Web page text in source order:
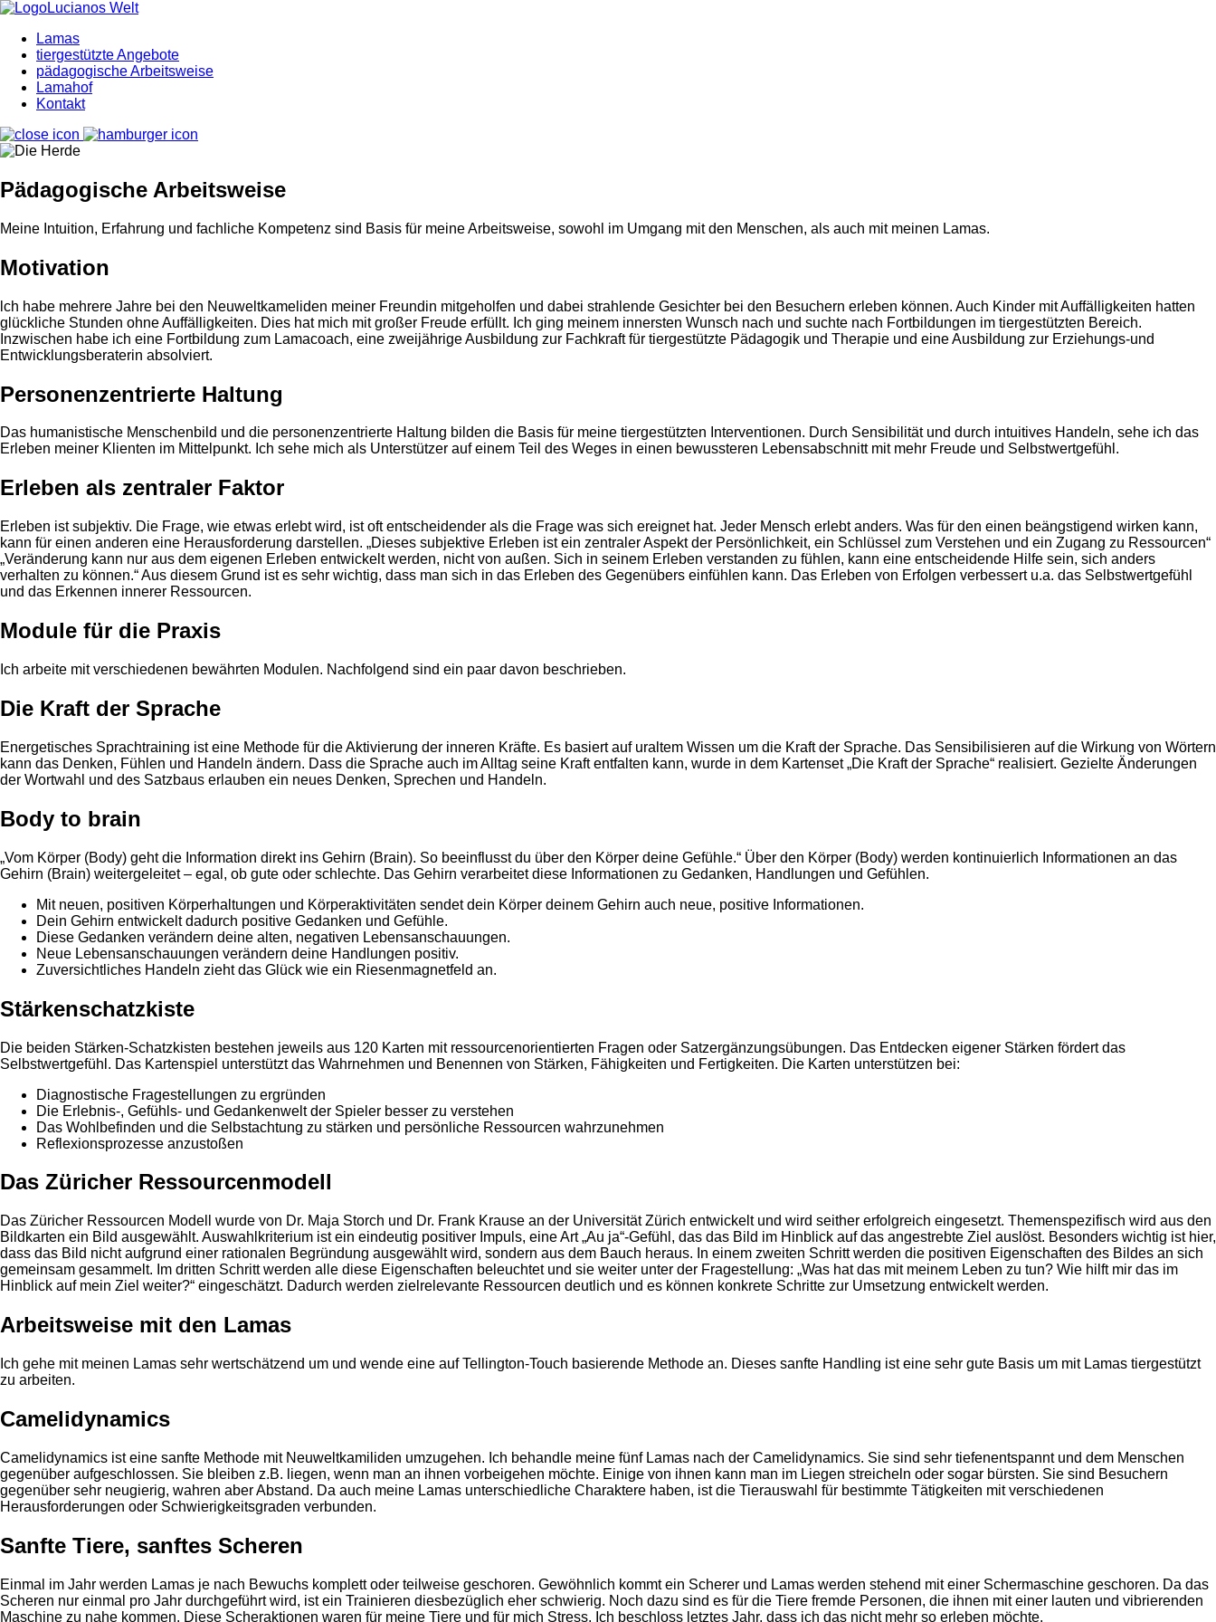
Lamas
tiergestützte Angebote
pädagogische Arbeitsweise
Lamahof
Kontakt
Pädagogische Arbeitsweise
Meine Intuition, Erfahrung und fachliche Kompetenz sind Basis für meine Arbeitsweise, sowohl im Umgang mit den Menschen, als auch mit meinen Lamas.
Motivation
lch habe mehrere Jahre bei den Neuweltkameliden meiner Freundin mitgeholfen und dabei strahlende Gesichter bei den Besuchern erleben können. Auch Kinder mit Auffälligkeiten hatten
glückliche Stunden ohne Auffälligkeiten. Dies hat mich mit großer Freude erfüllt. Ich ging meinem innersten Wunsch nach und suchte nach Fortbildungen im tiergestützten Bereich.
Inzwischen habe ich eine Fortbildung zum Lamacoach, eine zweijährige Ausbildung zur Fachkraft für tiergestützte Pädagogik und Therapie und eine Ausbildung zur Erziehungs-und
Entwicklungsberaterin absolviert.
Personenzentrierte Haltung
Das humanistische Menschenbild und die personenzentrierte Haltung bilden die Basis für meine tiergestützten Interventionen. Durch Sensibilität und durch intuitives Handeln, sehe ich das
Erleben meiner Klienten im Mittelpunkt. Ich sehe mich als Unterstützer auf einem Teil des Weges in einen bewussteren Lebensabschnitt mit mehr Freude und Selbstwertgefühl.
Erleben als zentraler Faktor
Erleben ist subjektiv. Die Frage, wie etwas erlebt wird, ist oft entscheidender als die Frage was sich ereignet hat. Jeder Mensch erlebt anders. Was für den einen beängstigend wirken kann,
kann für einen anderen eine Herausforderung darstellen. „Dieses subjektive Erleben ist ein zentraler Aspekt der Persönlichkeit, ein Schlüssel zum Verstehen und ein Zugang zu Ressourcen“
„Veränderung kann nur aus dem eigenen Erleben entwickelt werden, nicht von außen. Sich in seinem Erleben verstanden zu fühlen, kann eine entscheidende Hilfe sein, sich anders
verhalten zu können.“ Aus diesem Grund ist es sehr wichtig, dass man sich in das Erleben des Gegenübers einfühlen kann. Das Erleben von Erfolgen verbessert u.a. das Selbstwertgefühl
und das Erkennen innerer Ressourcen.
Module für die Praxis
Ich arbeite mit verschiedenen bewährten Modulen. Nachfolgend sind ein paar davon beschrieben.
Die Kraft der Sprache
Energetisches Sprachtraining ist eine Methode für die Aktivierung der inneren Kräfte. Es basiert auf uraltem Wissen um die Kraft der Sprache. Das Sensibilisieren auf die Wirkung von Wörtern
kann das Denken, Fühlen und Handeln ändern. Dass die Sprache auch im Alltag seine Kraft entfalten kann, wurde in dem Kartenset „Die Kraft der Sprache“ realisiert. Gezielte Änderungen
der Wortwahl und des Satzbaus erlauben ein neues Denken, Sprechen und Handeln.
Body to brain
„Vom Körper (Body) geht die Information direkt ins Gehirn (Brain). So beeinflusst du über den Körper deine Gefühle.“ Über den Körper (Body) werden kontinuierlich Informationen an das
Gehirn (Brain) weitergeleitet – egal, ob gute oder schlechte. Das Gehirn verarbeitet diese Informationen zu Gedanken, Handlungen und Gefühlen.
Mit neuen, positiven Körperhaltungen und Körperaktivitäten sendet dein Körper deinem Gehirn auch neue, positive Informationen.
Dein Gehirn entwickelt dadurch positive Gedanken und Gefühle.
Diese Gedanken verändern deine alten, negativen Lebensanschauungen.
Neue Lebensanschauungen verändern deine Handlungen positiv.
Zuversichtliches Handeln zieht das Glück wie ein Riesenmagnetfeld an.
Stärkenschatzkiste
Die beiden Stärken-Schatzkisten bestehen jeweils aus 120 Karten mit ressourcenorientierten Fragen oder Satzergänzungsübungen. Das Entdecken eigener Stärken fördert das
Selbstwertgefühl. Das Kartenspiel unterstützt das Wahrnehmen und Benennen von Stärken, Fähigkeiten und Fertigkeiten. Die Karten unterstützen bei:
Diagnostische Fragestellungen zu ergründen
Die Erlebnis-, Gefühls- und Gedankenwelt der Spieler besser zu verstehen
Das Wohlbefinden und die Selbstachtung zu stärken und persönliche Ressourcen wahrzunehmen
Reflexionsprozesse anzustoßen
Das Züricher Ressourcenmodell
Das Züricher Ressourcen Modell wurde von Dr. Maja Storch und Dr. Frank Krause an der Universität Zürich entwickelt und wird seither erfolgreich eingesetzt. Themenspezifisch wird aus den
Bildkarten ein Bild ausgewählt. Auswahlkriterium ist ein eindeutig positiver Impuls, eine Art „Au ja“-Gefühl, das das Bild im Hinblick auf das angestrebte Ziel auslöst. Besonders wichtig ist hier,
dass das Bild nicht aufgrund einer rationalen Begründung ausgewählt wird, sondern aus dem Bauch heraus. In einem zweiten Schritt werden die positiven Eigenschaften des Bildes an sich
gemeinsam gesammelt. Im dritten Schritt werden alle diese Eigenschaften beleuchtet und sie weiter unter der Fragestellung: „Was hat das mit meinem Leben zu tun? Wie hilft mir das im
Hinblick auf mein Ziel weiter?“ eingeschätzt. Dadurch werden zielrelevante Ressourcen deutlich und es können konkrete Schritte zur Umsetzung entwickelt werden.
Arbeitsweise mit den Lamas
Ich gehe mit meinen Lamas sehr wertschätzend um und wende eine auf Tellington-Touch basierende Methode an. Dieses sanfte Handling ist eine sehr gute Basis um mit Lamas tiergestützt
zu arbeiten.
Camelidynamics
Camelidynamics ist eine sanfte Methode mit Neuweltkamiliden umzugehen. Ich behandle meine fünf Lamas nach der Camelidynamics. Sie sind sehr tiefenentspannt und dem Menschen
gegenüber aufgeschlossen. Sie bleiben z.B. liegen, wenn man an ihnen vorbeigehen möchte. Einige von ihnen kann man im Liegen streicheln oder sogar bürsten. Sie sind Besuchern
gegenüber sehr neugierig, wahren aber Abstand. Da auch meine Lamas unterschiedliche Charaktere haben, ist die Tierauswahl für bestimmte Tätigkeiten mit verschiedenen
Herausforderungen oder Schwierigkeitsgraden verbunden.
Sanfte Tiere, sanftes Scheren
Einmal im Jahr werden Lamas je nach Bewuchs komplett oder teilweise geschoren. Gewöhnlich kommt ein Scherer und Lamas werden stehend mit einer Schermaschine geschoren. Da das
Scheren nur einmal pro Jahr durchgeführt wird, ist ein Trainieren diesbezüglich eher schwierig. Noch dazu sind es für die Tiere fremde Personen, die ihnen mit einer lauten und vibrierenden
Maschine zu nahe kommen. Diese Scheraktionen waren für meine Tiere und für mich Stress. Ich beschloss letztes Jahr, dass ich das nicht mehr so erleben möchte.